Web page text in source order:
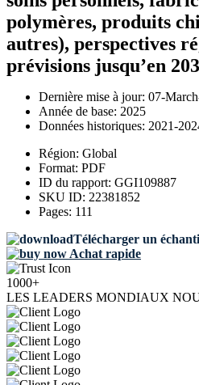
polymères, produits
autres), perspectives
prévisions jusqu’en
Dernière mise à jour: 07-
Année de base: 2025
Données historiques: 2021-
Région: Global
Format: PDF
ID du rapport: GGI109887
SKU ID: 22381852
Pages: 111
Télécharger un
Achat rapide
1000+
LES LEADERS MONDIAUX